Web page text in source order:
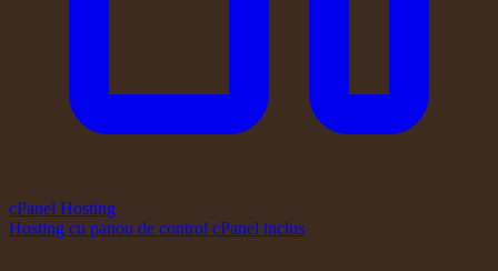
cPanel Hosting
Hosting cu panou de control cPanel inclus